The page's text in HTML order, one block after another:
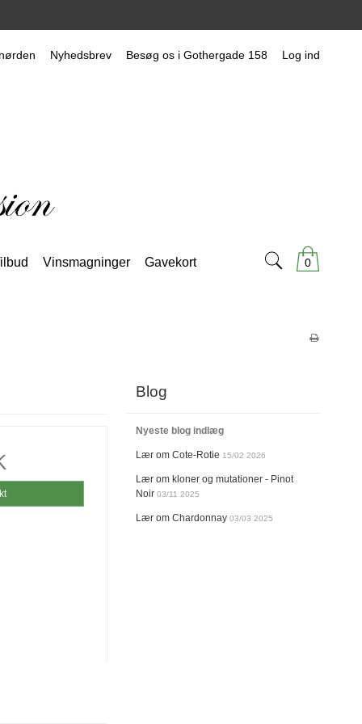
Nyhedsbrev Besøg os i Gothergade 158 Log ind
0
Vinsmagninger Gavekort
Blog
Nyeste blog indlæg
Lær om Cote-Rotie 15/02 2026
Lær om kloner og mutationer - Pinot
Noir 03/11 2025
Lær om Chardonnay 03/03 2025